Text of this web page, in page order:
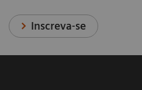
Inscreva-se